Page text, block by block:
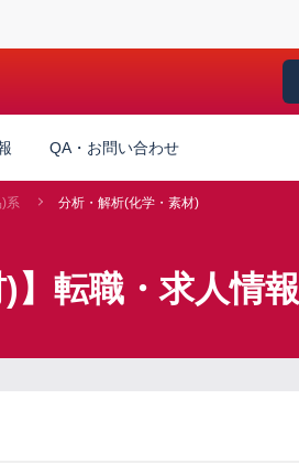
QA・お問い合わせ
系 分析・解析(化学・素材)
】転職・求人情報